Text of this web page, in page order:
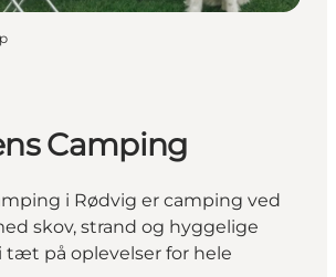
Camping
i Rødvig er camping ved
skov, strand og hyggelige
tæt på oplevelser for hele